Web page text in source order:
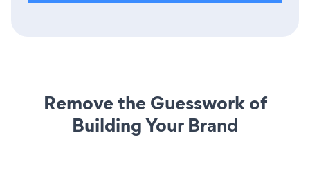
Remove the Guesswork of
Building Your Brand